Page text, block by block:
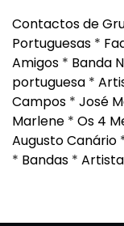
Contactos de
Portuguesas *
Amigos * Banda
portuguesa *
Campos * José
Marlene * Os 4
Augusto Canário
* Bandas *